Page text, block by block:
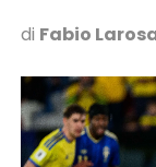
di Fabio